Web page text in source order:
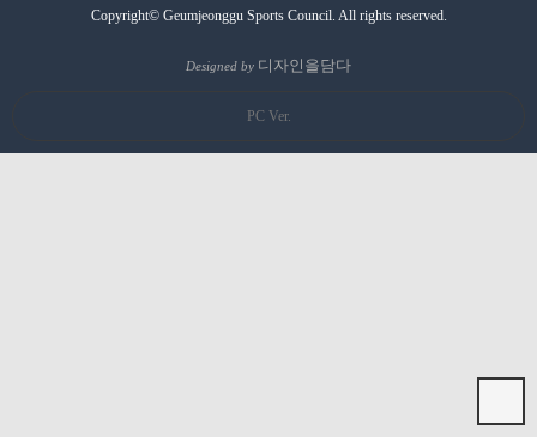
Copyright© Geumjeonggu Sports Council. All rights reserved.
Designed by 디자인을담다
PC Ver.